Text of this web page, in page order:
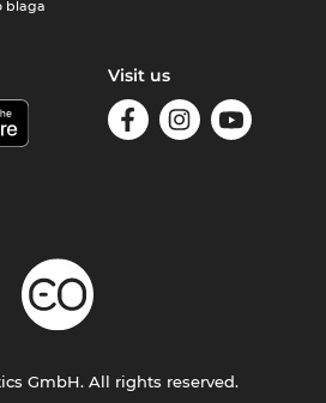
blaga
Visit us
GmbH. All rights reserved.